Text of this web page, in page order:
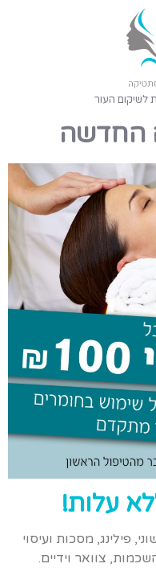
לשיקום העור
החדשה
עלות!
פילינג, מסכות ועיסוי
צוואר וידיים.